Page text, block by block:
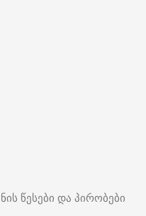
წესები და პირობები